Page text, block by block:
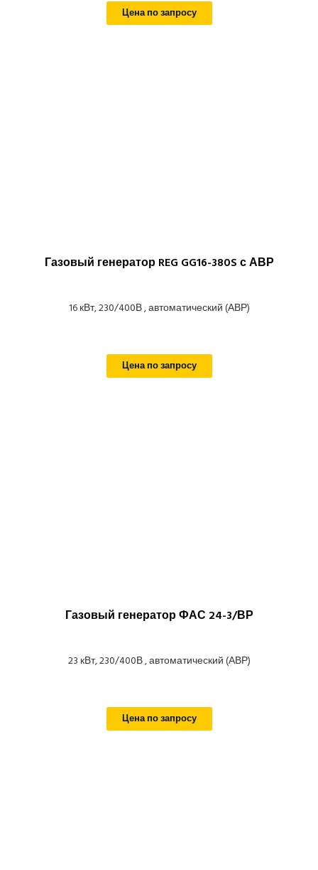
Цена по запросу
Газовый генератор REG GG16-380S с АВР
16 кВт, 230/400В , автоматический (АВР)
Цена по запросу
Газовый генератор ФАС 24-3/ВР
23 кВт, 230/400В , автоматический (АВР)
Цена по запросу